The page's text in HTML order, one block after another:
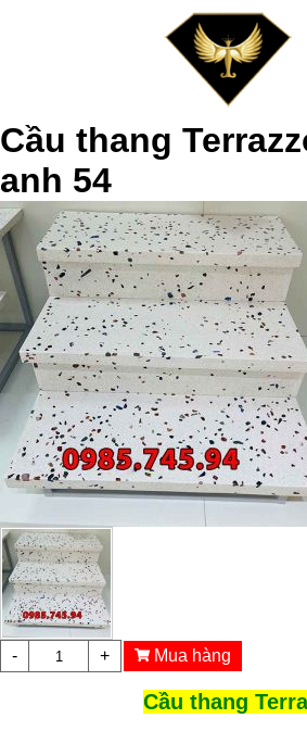
Cầu thang
anh 54
- + Mua hàng
Cầu thang